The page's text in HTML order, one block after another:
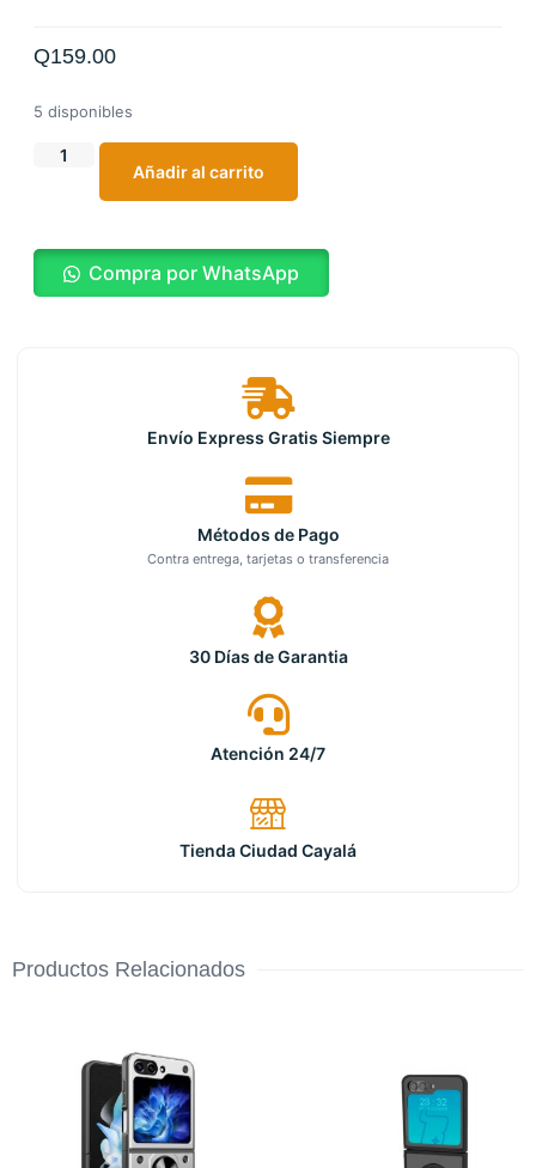
Q159.00
5 disponibles
Añadir al carrito
Compra por WhatsApp
Envío Express Gratis Siempre
Métodos de Pago
Contra entrega, tarjetas o transferencia
30 Días de Garantia
Atención 24/7
Tienda Ciudad Cayalá
Productos Relacionados